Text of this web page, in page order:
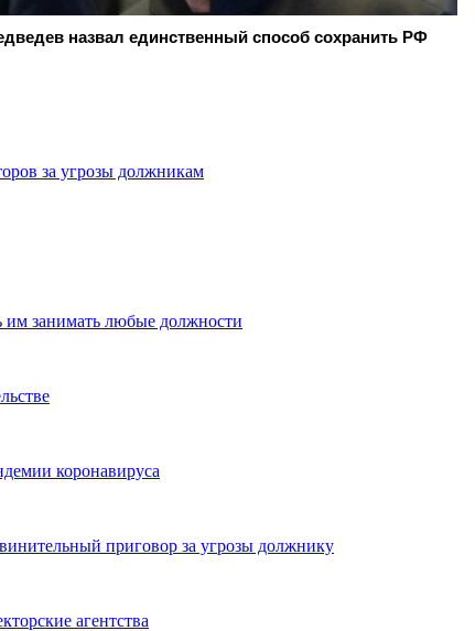
назвал единственный способ сохранить РФ
за угрозы должникам
им занимать любые должности
коронавируса
приговор за угрозы должнику
агентства